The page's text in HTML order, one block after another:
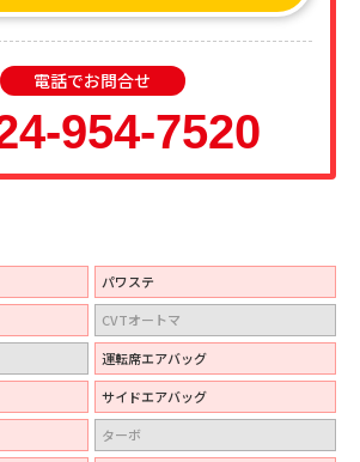
電話でお問合せ
954-7520
パワステ
CVTオートマ
運転席エアバッグ
サイドエアバッグ
ターボ